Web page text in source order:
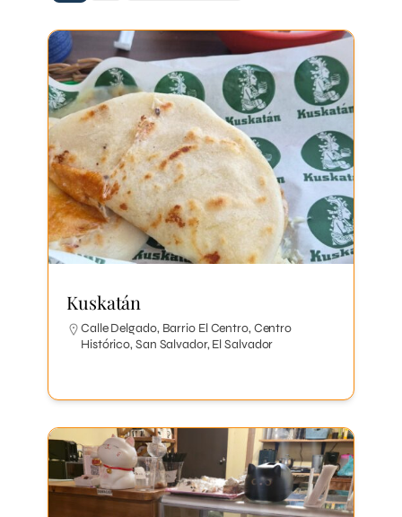
Kuskatán
Calle Delgado, Barrio El Centro, Centro
Histórico, San Salvador, El Salvador